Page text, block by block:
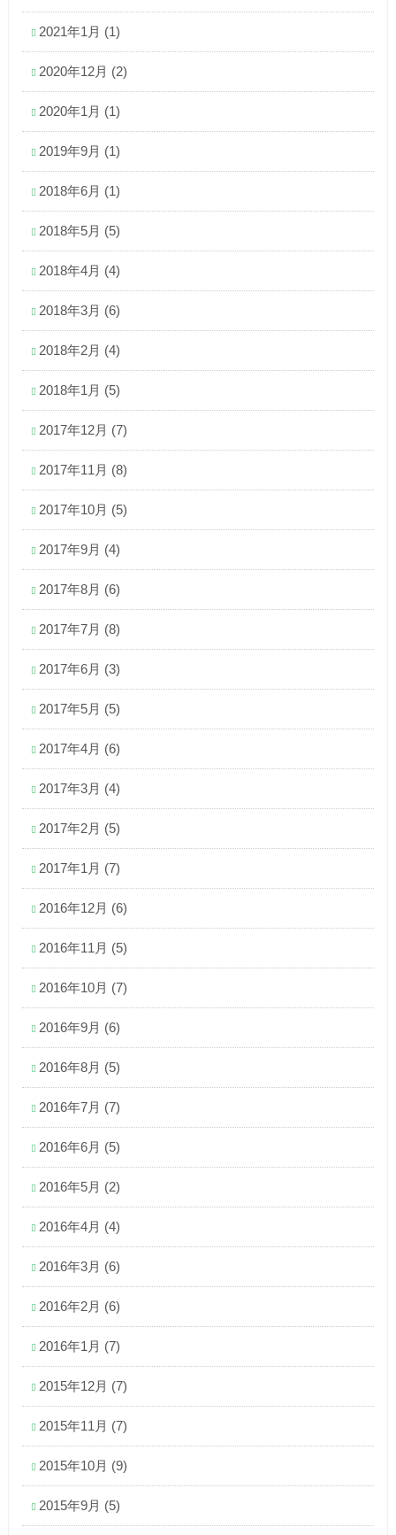
2021年1月 (1)
2020年12月 (2)
2020年1月 (1)
2019年9月 (1)
2018年6月 (1)
2018年5月 (5)
2018年4月 (4)
2018年3月 (6)
2018年2月 (4)
2018年1月 (5)
2017年12月 (7)
2017年11月 (8)
2017年10月 (5)
2017年9月 (4)
2017年8月 (6)
2017年7月 (8)
2017年6月 (3)
2017年5月 (5)
2017年4月 (6)
2017年3月 (4)
2017年2月 (5)
2017年1月 (7)
2016年12月 (6)
2016年11月 (5)
2016年10月 (7)
2016年9月 (6)
2016年8月 (5)
2016年7月 (7)
2016年6月 (5)
2016年5月 (2)
2016年4月 (4)
2016年3月 (6)
2016年2月 (6)
2016年1月 (7)
2015年12月 (7)
2015年11月 (7)
2015年10月 (9)
2015年9月 (5)